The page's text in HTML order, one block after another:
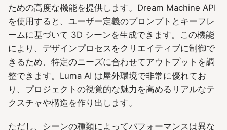
ための高度な機能を提供します。Dream Machine API
を使用すると、ユーザー定義のプロンプトとキーフレ
ームに基づいて 3D シーンを生成できます。この機能
により、デザインプロセスをクリエイティブに制御で
きるため、特定のニーズに合わせてアウトプットを調
整できます。Luma AI は屋外環境で非常に優れてお
り、プロジェクトの視覚的な魅力を高めるリアルなテ
クスチャや構造を作り出します。
ただし、シーンの種類によってパフォーマンスは異な